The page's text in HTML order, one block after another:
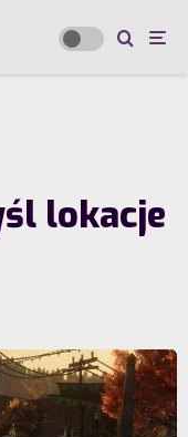
lokacje